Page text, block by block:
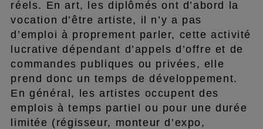
réels. En art, les diplômés ont d’abord la
vocation d’être artiste, il n’y a pas
d’emploi à proprement parler, cette activité
lucrative dépendant d’appels d’offre et de
commandes publiques ou privées, elle
prend donc un temps de développement.
En général, les artistes occupent des
emplois à temps partiel ou pour une durée
limitée (régisseur, monteur d’expo,